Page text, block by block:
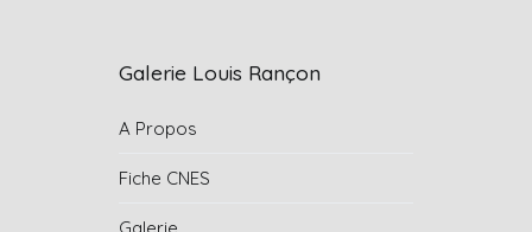
Galerie Louis Rançon
A Propos
Fiche CNES